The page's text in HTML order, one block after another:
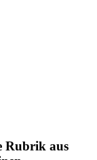
Rubrik aus